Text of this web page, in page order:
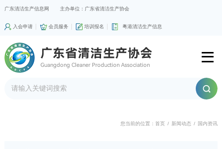
广东清洁生产信息网 主办单位：广东省清洁生产协会
入会申请 会员服务 培训报名 粤港清洁生产信息
您当前的位置：首页 / 新闻动态 / 国内资讯